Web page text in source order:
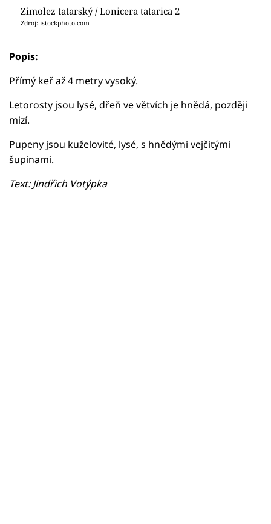
Zimolez tatarský / Lonicera tatarica 2
Zdroj: istockphoto.com
Popis:
Přímý keř až 4 metry vysoký.
Letorosty jsou lysé, dřeň ve větvích je hnědá, později
mizí.
Pupeny jsou kuželovité, lysé, s hnědými vejčitými
šupinami.
Text: Jindřich Votýpka